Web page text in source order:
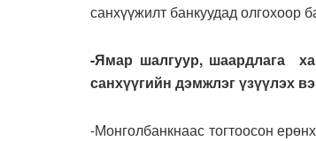
санхүүжилт банкуудад олгохоор
-Ямар шалгуур, шаардлага
санхүүгийн дэмжлэг үзүүлэх
-Монголбанкнаас тогтоосон